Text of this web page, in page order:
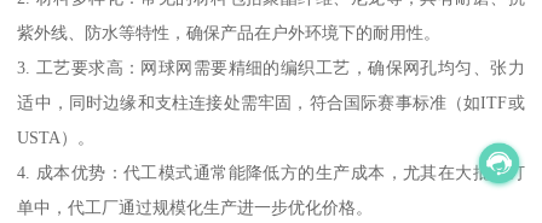
紫外线、防水等特性，确保产品在户外环境下的耐用性。
3. 工艺要求高：网球网需要精细的编织工艺，确保网孔均匀、张力
适中，同时边缘和支柱连接处需牢固，符合国际赛事标准（如ITF或
USTA）。
4. 成本优势：代工模式通常能降低方的生产成本，尤其在大批量订
单中，代工厂通过规模化生产进一步优化价格。